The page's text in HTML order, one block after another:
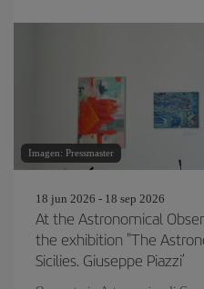
Imagen: Pressmaster
18 jun 2026 - 18 sep 2026
At the Astronomical
the exhibition "The
Sicilies. Giuseppe Piazzi’